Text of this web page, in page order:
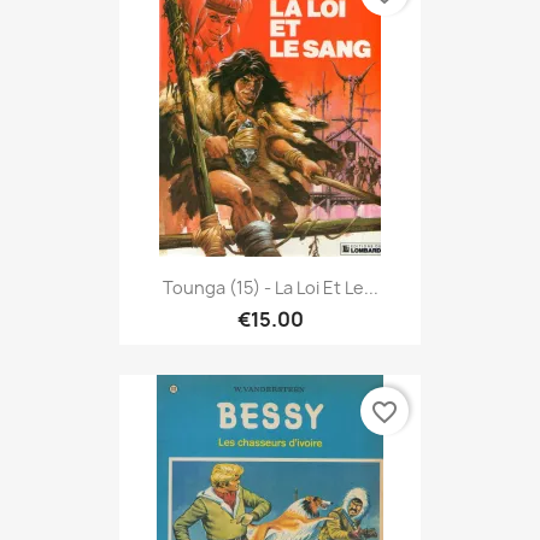
Tounga (15) - La Loi Et Le...
€15.00
favorite_border